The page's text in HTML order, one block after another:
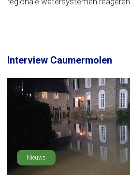
Interview Caumermolen
Nieuws